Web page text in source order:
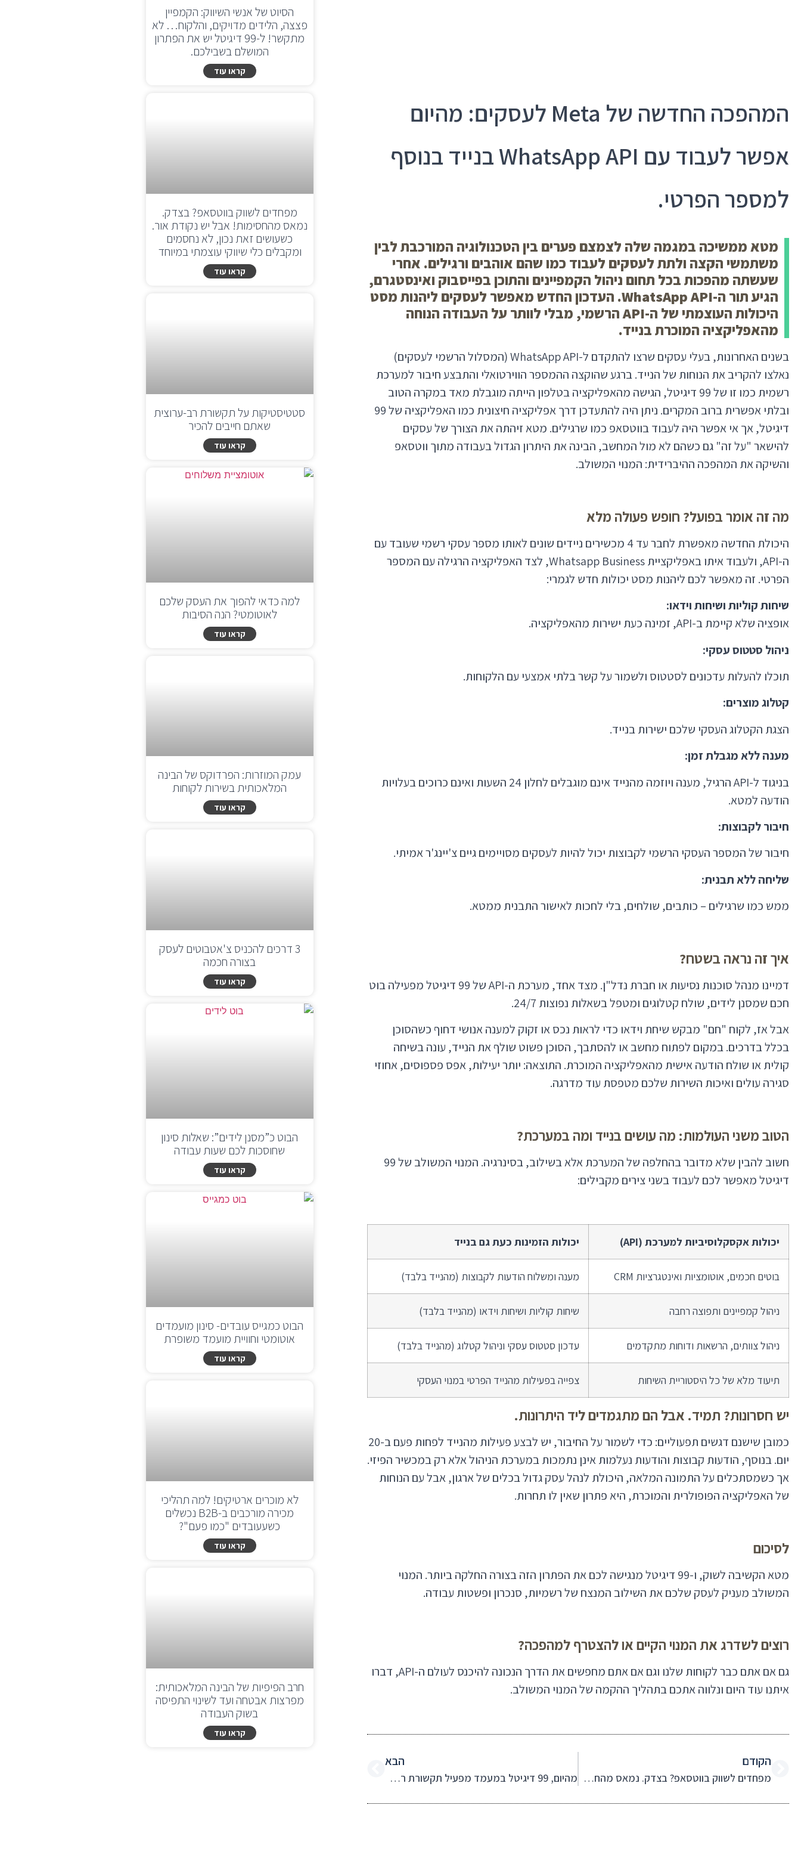
המהפכה החדשה של Meta לעסקים: מהיום
אפשר לעבוד עם WhatsApp API בנייד בנוסף
למספר הפרטי.
מטא ממשיכה במגמה שלה לצמצם פערים בין הטכנולוגיה המורכבת לבין
משתמשי הקצה ולתת לעסקים לעבוד כמו שהם אוהבים ורגילים. אחרי
שעשתה מהפכות בכל תחום ניהול הקמפיינים והתוכן בפייסבוק ואינסטגרם,
הגיע תור ה-WhatsApp API.
העדכון החדש מאפשר לעסקים ליהנות מסט
היכולות העוצמתי של ה-API הרשמי, מבלי לוותר על העבודה הנוחה
מהאפליקציה המוכרת בנייד.
בשנים האחרונות, בעלי עסקים שרצו להתקדם ל-WhatsApp API (המסלול הרשמי לעסקים)
נאלצו להקריב את הנוחות של הנייד. ברגע שהוקצה ההמספר הווירטואלי והתבצע חיבור למערכת
רשמית כמו זו של 99 דיגיטל, הגישה מהאפליקציה בטלפון הייתה מוגבלת מאד במקרה הטוב
ובלתי אפשרית ברוב המקרים. ניתן היה להתעדכן דרך אפליקציה חיצונית כמו האפליקציה של 99
דיגיטל, אך אי אפשר היה לעבוד בווטסאפ כמו שרגילים. מטא זיהתה את הצורך של עסקים
להישאר "על זה" גם כשהם לא מול המחשב, הבינה את היתרון הגדול בעבודה מתוך ווטסאפ
והשיקה את המהפכה ההיברידית: המנוי המשולב.
מה זה אומר בפועל? חופש פעולה מלא
היכולת החדשה מאפשרת לחבר עד 4 מכשירים ניידים שונים לאותו מספר עסקי רשמי שעובד עם
ה-API, ולעבוד איתו באפליקציית Whatsapp Business, לצד האפליקציה הרגילה עם המספר
הפרטי. זה מאפשר לכם ליהנות מסט יכולות חדש לגמרי:
שיחות קוליות ושיחות וידאו:
אופציה שלא קיימת ב-API, זמינה כעת ישירות מהאפליקציה.
ניהול סטטוס עסקי:
תוכלו להעלות עדכונים לסטטוס ולשמור על קשר בלתי אמצעי עם הלקוחות.
קטלוג מוצרים:
הצגת הקטלוג העסקי שלכם ישירות בנייד.
מענה ללא מגבלת זמן:
בניגוד ל-API הרגיל, מענה ויוזמה מהנייד אינם מוגבלים לחלון 24 השעות ואינם כרוכים בעלויות
הודעה למטא.
חיבור לקבוצות:
חיבור של המספר העסקי הרשמי לקבוצות יכול להיות לעסקים מסויימים גיים צ'יינג'ר אמיתי.
שליחה ללא תבנית:
ממש כמו שרגילים – כותבים, שולחים, בלי לחכות לאישור התבנית ממטא.
איך זה נראה בשטח?
דמיינו מנהל סוכנות נסיעות או חברת נדל"ן. מצד אחד, מערכת ה-API של 99 דיגיטל מפעילה בוט
חכם שמסנן לידים, שולח קטלוגים ומטפל בשאלות נפוצות 24/7.
אבל אז, לקוח "חם" מבקש שיחת וידאו כדי לראות נכס או זקוק למענה אנושי דחוף כשהסוכן
בכלל בדרכים. במקום לפתוח מחשב או להסתבך, הסוכן פשוט שולף את הנייד, עונה בשיחה
קולית או שולח הודעה אישית מהאפליקציה המוכרת. התוצאה: יותר יעילות, אפס פספוסים, אחוזי
סגירה עולים ואיכות השירות שלכם מטפסת עוד מדרגה.
הטוב משני העולמות: מה עושים בנייד ומה במערכת?
חשוב להבין שלא מדובר בהחלפה של המערכת אלא בשילוב, בסינרגיה. המנוי המשולב של 99
דיגיטל מאפשר לכם לעבוד בשני צירים מקבילים:
יכולות אקסקלוסיביות למערכת (API) יכולות הזמינות כעת גם בנייד
בוטים חכמים, אוטומציות ואינטגרציות CRM מענה ומשלוח הודעות לקבוצות (מהנייד בלבד)
ניהול קמפיינים ותפוצה רחבה שיחות קוליות ושיחות וידאו (מהנייד בלבד)
ניהול צוותים, הרשאות ודוחות מתקדמים עדכון סטטוס עסקי וניהול קטלוג (מהנייד בלבד)
תיעוד מלא של כל היסטוריית השיחות צפייה בפעילות מהנייד הפרטי במנוי העסקי
יש חסרונות? תמיד. אבל הם מתגמדים ליד היתרונות.
כמובן שישנם דגשים תפעוליים: כדי לשמור על החיבור, יש לבצע פעילות מהנייד לפחות פעם ב-20
יום. בנוסף, הודעות קבוצות והודעות נעלמות אינן נתמכות במערכת הניהול אלא רק במכשיר הפיזי.
אך כשמסתכלים על התמונה המלאה, היכולת לנהל עסק גדול בכלים של ארגון, אבל עם הנוחות
של האפליקציה הפופולרית והמוכרת, היא פתרון שאין לו תחרות.
לסיכום
מטא הקשיבה לשוק, ו-99 דיגיטל מנגישה לכם את הפתרון הזה בצורה החלקה ביותר. המנוי
המשולב מעניק לעסק שלכם את השילוב המנצח של רשמיות, סנכרון ופשטות עבודה.
רוצים לשדרג את המנוי הקיים או להצטרף למהפכה?
גם אם אתם כבר לקוחות שלנו וגם אם אתם מחפשים את הדרך הנכונה להיכנס לעולם ה-API, דברו
איתנו עוד היום ונלווה אתכם בתהליך ההקמה של המנוי המשולב.
הקודם
מפחדים לשווק בווטסאפ? בצדק. נמאס מהחסימות! אבל יש נקודת אור. כשעושים זאת נכון, לא נחסמים ומקבלים כלי שיווקי עוצמתי במיוחד
הבא
מהיום, 99 דיגיטל במעמד מפעיל תקשורת רשמי בעל רישיון משרד התקשורת. מה זה אומר לגביכם? עוד אפשרויות לתקשורת יעילה עם לקוחות ולידים!
הסיוט של אנשי השיווק: הקמפיין
פצצה, הלידים מדויקים, והלקוח… לא
מתקשר! ל-99 דיגיטל יש את הפתרון
המושלם בשבילכם.
קראו עוד
מפחדים לשווק בווטסאפ? בצדק.
נמאס מהחסימות! אבל יש נקודת אור.
כשעושים זאת נכון, לא נחסמים
ומקבלים כלי שיווקי עוצמתי במיוחד
קראו עוד
סטטיסטיקות על תקשורת רב-ערוצית
שאתם חייבים להכיר
קראו עוד
למה כדאי להפוך את העסק שלכם
לאוטומטי? הנה הסיבות
קראו עוד
עמק המוזרות: הפרדוקס של הבינה
המלאכותית בשירות לקוחות
קראו עוד
3 דרכים להכניס צ'אטבוטים לעסק
בצורה חכמה
קראו עוד
הבוט כ”מסנן לידים”: שאלות סינון
שחוסכות לכם שעות עבודה
קראו עוד
הבוט כמגייס עובדים- סינון מועמדים
אוטומטי וחוויית מועמד משופרת
קראו עוד
לא מוכרים ארטיקים! למה תהליכי
מכירה מורכבים ב-B2B נכשלים
כשעעובדים "כמו פעם"?
קראו עוד
חרב הפיפיות של הבינה המלאכותית:
מפרצות אבטחה ועד לשינוי התפיסה
בשוק העבודה
קראו עוד